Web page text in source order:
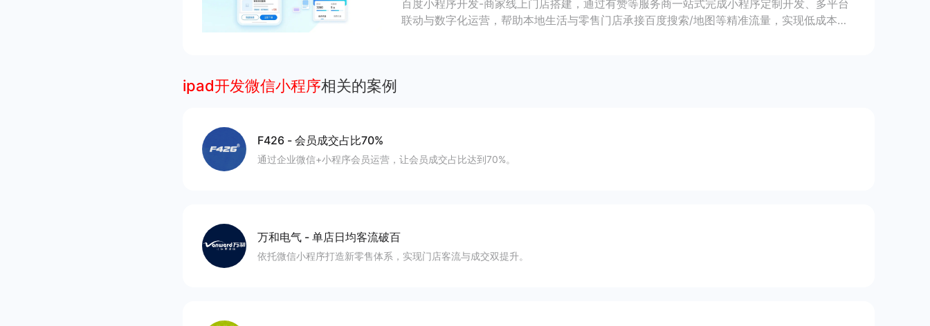
百度小程序开发-商家线上门店搭建，通过有赞等服务商一站式完成小程序定制开发、多平台
联动与数字化运营，帮助本地生活与零售门店承接百度搜索/地图等精准流量，实现低成本获
ipad开发微信小程序相关的案例
F426 - 会员成交占比70%
通过企业微信+小程序会员运营，让会员成交占比达到70%。
万和电气 - 单店日均客流破百
依托微信小程序打造新零售体系，实现门店客流与成交双提升。